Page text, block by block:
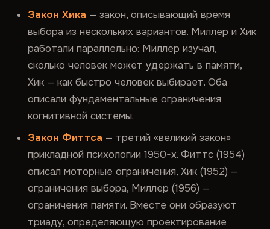
Закон Хика — закон, описывающий время
выбора из нескольких вариантов. Миллер и Хик
работали параллельно: Миллер изучал,
сколько человек может удержать в памяти,
Хик — как быстро человек выбирает. Оба
описали фундаментальные ограничения
когнитивной системы.
Закон Фиттса — третий «великий закон»
прикладной психологии 1950-х. Фиттс (1954)
описал моторные ограничения, Хик (1952) —
ограничения выбора, Миллер (1956) —
ограничения памяти. Вместе они образуют
триаду, определяющую проектирование